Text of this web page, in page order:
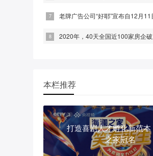
老牌广告公司“好耶”宣布自12月11
2020年，40天全国近100家房企破
本栏推荐
打造喜剧人才孵化新范
之家冠名